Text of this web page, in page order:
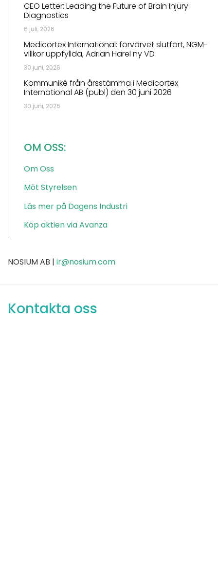
CEO Letter: Leading the Future of Brain Injury
Diagnostics
6 juli, 2026
Medicortex International: förvärvet slutfört, NGM-
villkor uppfyllda, Adrian Harel ny VD
30 juni, 2026
Kommuniké från årsstämma i Medicortex
International AB (publ) den 30 juni 2026
30 juni, 2026
OM OSS:
Om Oss
Möt Styrelsen
Läs mer på Dagens Industri
Köp aktien via Avanza
NOSIUM AB | ir@nosium.com
Kontakta oss